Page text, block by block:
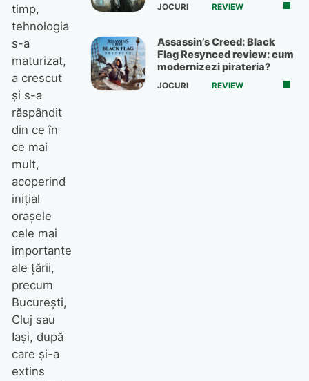
timp,
tehnologia
s-a
maturizat,
a crescut
și s-a
răspândit
din ce în
ce mai
mult,
acoperind
inițial
orașele
cele mai
importante
ale țării,
precum
București,
Cluj sau
Iași, după
care și-a
extins
JOCURI REVIEW
Assassin’s Creed: Black
Flag Resynced review: cum
modernizezi pirateria?
JOCURI REVIEW